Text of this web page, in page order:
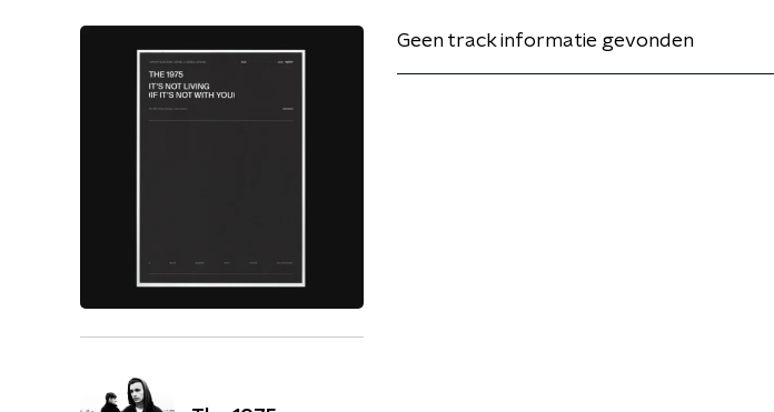
Geen track informatie gevonden